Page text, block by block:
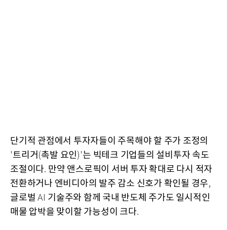
단기적 관점에서 투자자들이 주목해야 할 주가 조정의
'트리거 (촉발 요인)'는 빅테크 기업들의 설비투자 속도
조절이다. 만약 앤스로픽이 서버 투자 확대로 다시 적자
전환하거나 엔비디아의 발주 감소 신호가 확인될 경우,
글로벌 AI 기술주와 함께 국내 반도체 주가도 일시적인
매물 압박을 맞이할 가능성이 크다.